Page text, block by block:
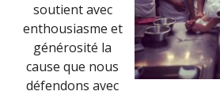
soutient avec
enthousiasme et
générosité la
cause que nous
défendons avec